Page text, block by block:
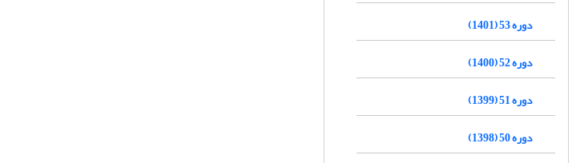
دوره 53 (1401)
دوره 52 (1400)
دوره 51 (1399)
دوره 50 (1398)